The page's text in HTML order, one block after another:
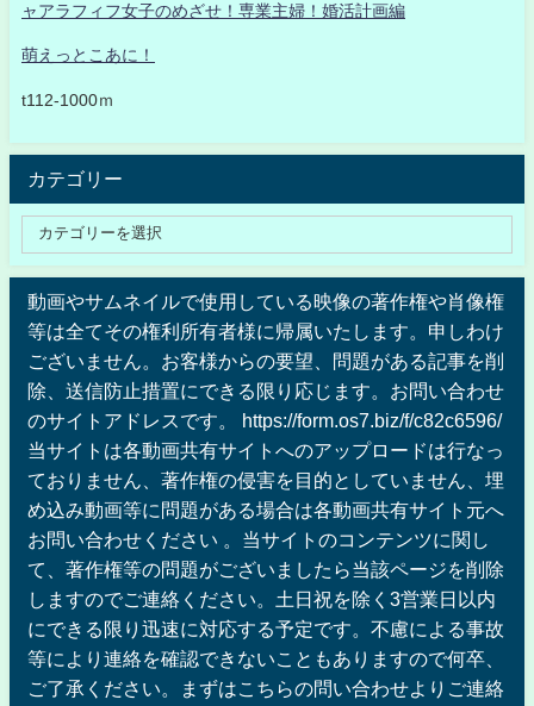
ャアラフィフ女子のめざせ！専業主婦！婚活計画編
萌えっとこあに！
t112-1000ｍ
カテゴリー
動画やサムネイルで使用している映像の著作権や肖像権
等は全てその権利所有者様に帰属いたします。申しわけ
ございません。お客様からの要望、問題がある記事を削
除、送信防止措置にできる限り応じます。お問い合わせ
のサイトアドレスです。 https://form.os7.biz/f/c82c6596/
当サイトは各動画共有サイトへのアップロードは行なっ
ておりません、著作権の侵害を目的としていません、埋
め込み動画等に問題がある場合は各動画共有サイト元へ
お問い合わせください 。当サイトのコンテンツに関し
て、著作権等の問題がございましたら当該ページを削除
しますのでご連絡ください。土日祝を除く3営業日以内
にできる限り迅速に対応する予定です。不慮による事故
等により連絡を確認できないこともありますので何卒、
ご了承ください。まずはこちらの問い合わせよりご連絡